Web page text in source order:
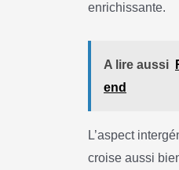
enrichissante.
A lire aussi
end
L’aspect
croise aussi